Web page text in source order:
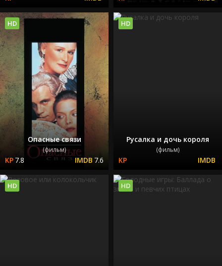
Опасные связи
(фильм)
7.8 7.6
HD
Русалка и дочь короля
(фильм)
HD
HD HD